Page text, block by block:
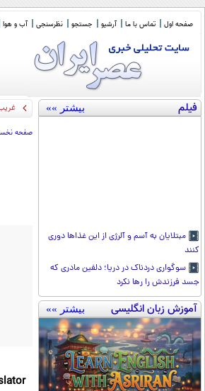
صفحه اول تماس با ما آرشیو جستجو نظرسنجی آب و هوا
فیلم بیشتر »»
مبتلایان به آسم و آلرژی از این غذا‌ها دوری
کنند
سوگواری دردناک در دریا؛ دلفین مادری که
جسد فرزندش را رها نکرد
آموزش زبان انگلیسی بیشتر »»
صفحه